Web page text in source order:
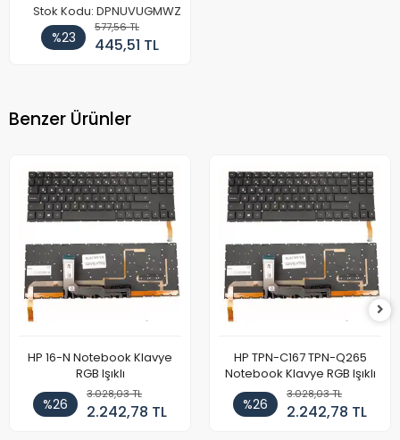
Stok Kodu: DPNUVUGMWZ
%23
577,56 TL
445,51 TL
Benzer Ürünler
HP 16-N Notebook Klavye
RGB Işıklı
%26
3.028,03 TL
2.242,78 TL
HP TPN-C167 TPN-Q265
Notebook Klavye RGB Işıklı
%26
3.028,03 TL
2.242,78 TL